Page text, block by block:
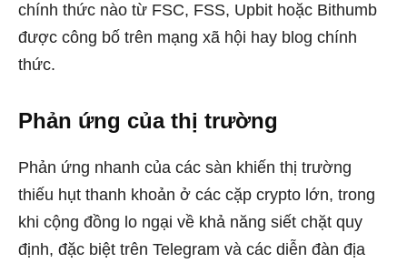
chính thức nào từ FSC, FSS, Upbit hoặc Bithumb
được công bố trên mạng xã hội hay blog chính
thức.
Phản ứng của thị trường
Phản ứng nhanh của các sàn khiến thị trường
thiếu hụt thanh khoản ở các cặp crypto lớn, trong
khi cộng đồng lo ngại về khả năng siết chặt quy
định, đặc biệt trên Telegram và các diễn đàn địa